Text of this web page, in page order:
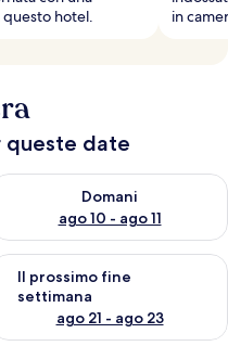
hotel.
in
queste date
ago 9 - ago 10
Domani
ago 10 - ago 11
la disponibilità per
settimana, ago 14 -
Il prossimo fine
settimana
ago 21 - ago 23
la disponibilità per il